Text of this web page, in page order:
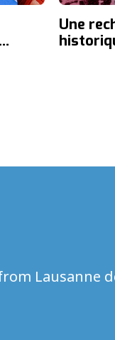
Une
Lausanne